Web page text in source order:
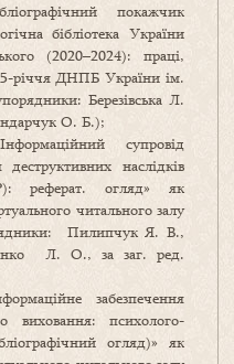
покажчик
бібліотека України
(2020–2024): праці,
річчя ДНПБ України ім.
Березівська Л.
О. Б.);
супровід
наслідків
реферат. огляд» як
читального залу
Пилипчук Я. В.,
Л. О., за заг. ред.
забезпечення
виховання: психолого-
огляд)» як